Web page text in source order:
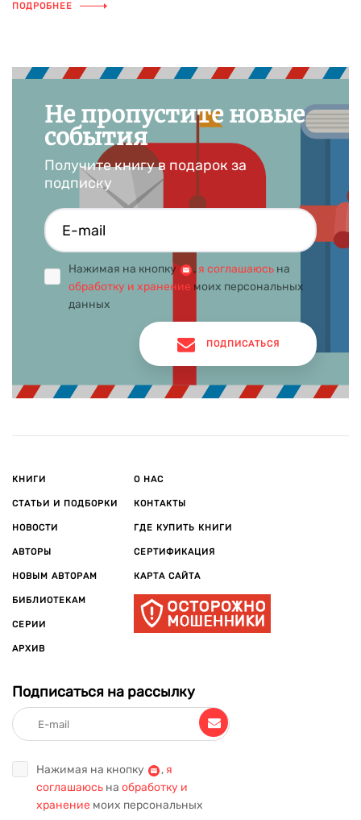
ПОДРОБНЕЕ
Не пропустите новые
события
Получите книгу в подарок за
подписку
Нажимая на кнопку , я соглашаюсь на
обработку и хранение моих персональных
данных
ПОДПИСАТЬСЯ
КНИГИ
СТАТЬИ И ПОДБОРКИ
НОВОСТИ
АВТОРЫ
НОВЫМ АВТОРАМ
БИБЛИОТЕКАМ
СЕРИИ
АРХИВ
О НАС
КОНТАКТЫ
ГДЕ КУПИТЬ КНИГИ
СЕРТИФИКАЦИЯ
КАРТА САЙТА
Подписаться на рассылку
Нажимая на кнопку , я
соглашаюсь на обработку и
хранение моих персональных